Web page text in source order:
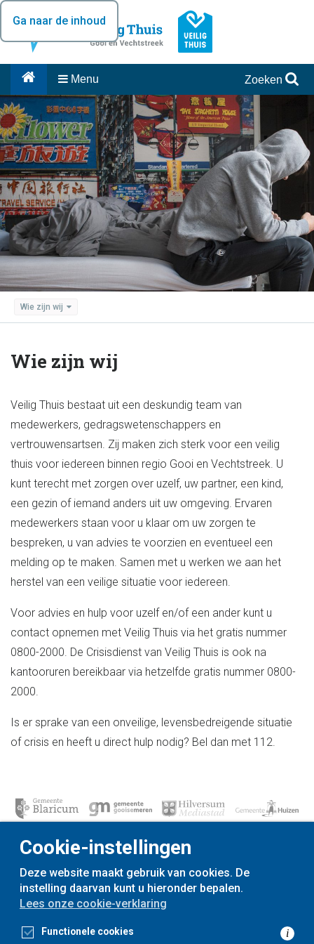
Ga naar de inhoud
Menu Zoeken
Wie zijn wij
Wie zijn wij
Veilig Thuis bestaat uit een deskundig team van
medewerkers, gedragswetenschappers en
vertrouwensartsen. Zij maken zich sterk voor een veilig
thuis voor iedereen binnen regio Gooi en Vechtstreek. U
kunt terecht met zorgen over uzelf, uw partner, een kind,
een gezin of iemand anders uit uw omgeving. Ervaren
medewerkers staan voor u klaar om uw zorgen te
bespreken, u van advies te voorzien en eventueel een
melding op te maken. Samen met u werken we aan het
herstel van een veilige situatie voor iedereen.
Voor advies en hulp voor uzelf en/of een ander kunt u
contact opnemen met Veilig Thuis via het gratis nummer
0800-2000. De Crisisdienst van Veilig Thuis is ook na
kantooruren bereikbaar via hetzelfde gratis nummer 0800-
2000.
Is er sprake van een onveilige, levensbedreigende situatie
of crisis en heeft u direct hulp nodig? Bel dan met 112.
voorinwoners,metgemeenten
Privacyverklaring
Cookie-instellingen
Deze website maakt gebruik van cookies. De
instelling daarvan kunt u hieronder bepalen.
Lees onze cookie-verklaring
Functionele cookies i